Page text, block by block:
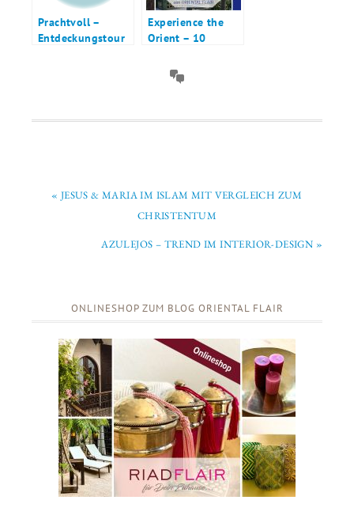
Prachtvoll –
Entdeckungstour
Experience the
Orient – 10
« JESUS & MARIA IM ISLAM MIT VERGLEICH ZUM
CHRISTENTUM
AZULEJOS – TREND IM INTERIOR-DESIGN »
ONLINESHOP ZUM BLOG ORIENTAL FLAIR